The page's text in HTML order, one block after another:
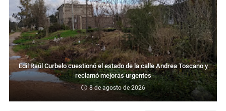
Edil Raúl Curbelo cuestionó el estado de la calle Andrea Toscano y
reclamó mejoras urgentes
8 de agosto de 2026